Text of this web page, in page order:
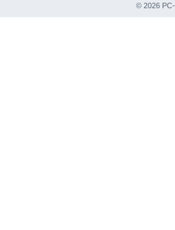
© 2026